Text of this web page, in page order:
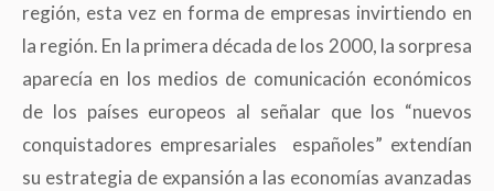
región, esta vez en forma de empresas invirtiendo en
la región. En la primera década de los 2000, la sorpresa
aparecía en los medios de comunicación económicos
de los países europeos al señalar que los “nuevos
conquistadores empresariales españoles” extendían
su estrategia de expansión a las economías avanzadas